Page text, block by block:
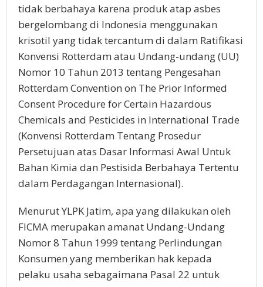
tidak berbahaya karena produk atap asbes
bergelombang di Indonesia menggunakan
krisotil yang tidak tercantum di dalam Ratifikasi
Konvensi Rotterdam atau Undang-undang (UU)
Nomor 10 Tahun 2013 tentang Pengesahan
Rotterdam Convention on The Prior Informed
Consent Procedure for Certain Hazardous
Chemicals and Pesticides in International Trade
(Konvensi Rotterdam Tentang Prosedur
Persetujuan atas Dasar Informasi Awal Untuk
Bahan Kimia dan Pestisida Berbahaya Tertentu
dalam Perdagangan Internasional).
Menurut YLPK Jatim, apa yang dilakukan oleh
FICMA merupakan amanat Undang-Undang
Nomor 8 Tahun 1999 tentang Perlindungan
Konsumen yang memberikan hak kepada
pelaku usaha sebagaimana Pasal 22 untuk